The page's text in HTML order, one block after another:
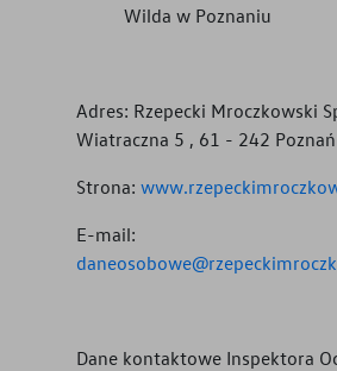
Wilda w Poznaniu
Adres: Rzepecki Mroczkowski
Wiatraczna 5 , 61 - 242 Poznań
Strona:
E-mail:
Dane kontaktowe Inspektora